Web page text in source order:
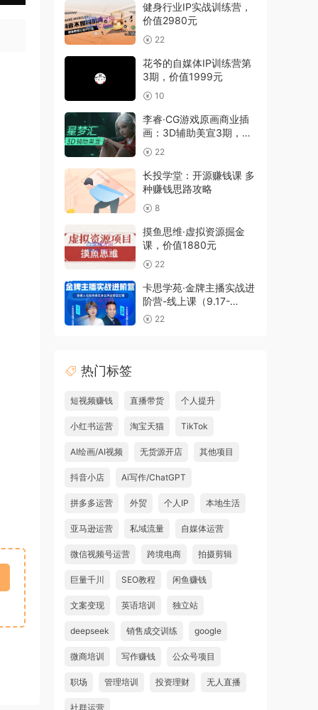
健身行业IP实战训练营，
价值2980元
22
花爷的自媒体IP训练营第
3期，价值1999元
10
李睿·CG游戏原画商业插
画：3D辅助美宣3期，价
值6980元
22
长投学堂：开源赚钱课 多
种赚钱思路攻略
8
摸鱼思维·虚拟资源掘金
课，价值1880元
22
卡思学苑·金牌主播实战进
阶营-线上课（9.17-
9.30），价值3980元
22
热门标签
短视频赚钱 直播带货 个人提升
小红书运营 淘宝天猫 TikTok
AI绘画/AI视频 无货源开店 其他项目
抖音小店 Ai写作/ChatGPT
拼多多运营 外贸 个人IP 本地生活
亚马逊运营 私域流量 自媒体运营
微信视频号运营 跨境电商 拍摄剪辑
巨量千川 SEO教程 闲鱼赚钱
文案变现 英语培训 独立站
deepseek 销售成交训练 google
微商培训 写作赚钱 公众号项目
职场 管理培训 投资理财 无人直播
社群运营